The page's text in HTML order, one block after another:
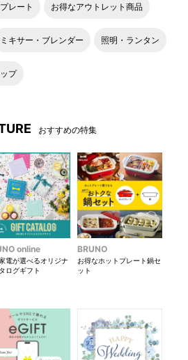
レート お得なアウトレット商品
ミキサー・ブレンダー 照明・ランタン
プ
おすすめの特集
online
電が選べるオリジナ
ログギフト
BRUNO
お得なホットプレート鍋セ
ット